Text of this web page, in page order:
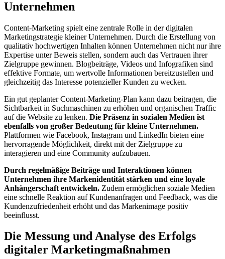
Unternehmen
Content-Marketing spielt eine zentrale Rolle in der digitalen
Marketingstrategie kleiner Unternehmen. Durch die Erstellung von
qualitativ hochwertigen Inhalten können Unternehmen nicht nur ihre
Expertise unter Beweis stellen, sondern auch das Vertrauen ihrer
Zielgruppe gewinnen. Blogbeiträge, Videos und Infografiken sind
effektive Formate, um wertvolle Informationen bereitzustellen und
gleichzeitig das Interesse potenzieller Kunden zu wecken.
Ein gut geplanter Content-Marketing-Plan kann dazu beitragen, die
Sichtbarkeit in Suchmaschinen zu erhöhen und organischen Traffic
auf die Website zu lenken. Die Präsenz in sozialen Medien ist
ebenfalls von großer Bedeutung für kleine Unternehmen.
Plattformen wie Facebook, Instagram und LinkedIn bieten eine
hervorragende Möglichkeit, direkt mit der Zielgruppe zu
interagieren und eine Community aufzubauen.
Durch regelmäßige Beiträge und Interaktionen können
Unternehmen ihre Markenidentität stärken und eine loyale
Anhängerschaft entwickeln. Zudem ermöglichen soziale Medien
eine schnelle Reaktion auf Kundenanfragen und Feedback, was die
Kundenzufriedenheit erhöht und das Markenimage positiv
beeinflusst.
Die Messung und Analyse des Erfolgs
digitaler Marketingmaßnahmen